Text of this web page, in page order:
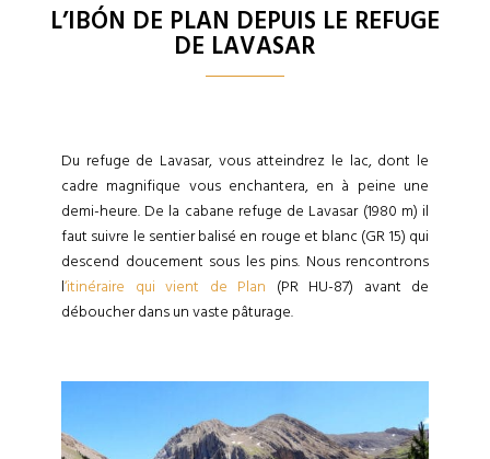
L’IBÓN DE PLAN DEPUIS LE REFUGE
DE LAVASAR
Du refuge de Lavasar, vous atteindrez le lac, dont le
cadre magnifique vous enchantera, en à peine une
demi-heure. De la cabane refuge de Lavasar (1980 m) il
faut suivre le sentier balisé en rouge et blanc (GR 15) qui
descend doucement sous les pins. Nous rencontrons
l‘itinéraire qui vient de Plan (PR HU-87) avant de
déboucher dans un vaste pâturage.